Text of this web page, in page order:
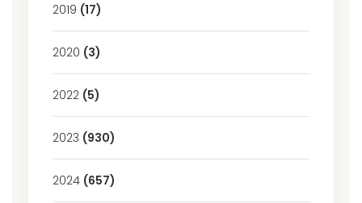
2019 (17)
2020 (3)
2022 (5)
2023 (930)
2024 (657)